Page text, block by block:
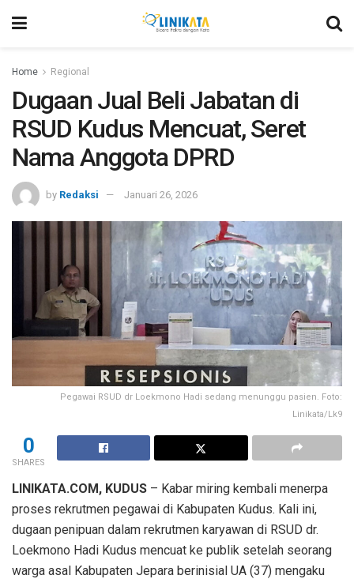
Home Regional
Dugaan Jual Beli Jabatan di
RSUD Kudus Mencuat, Seret
Nama Anggota DPRD
by Redaksi Januari 26, 2026
Pegawai RSUD dr Loekmono Hadi sedang menunggu pasien. Foto:
Linikata/Lk9
0
SHARES
LINIKATA.COM, KUDUS – Kabar miring kembali menerpa
proses rekrutmen pegawai di Kabupaten Kudus. Kali ini,
dugaan penipuan dalam rekrutmen karyawan di RSUD dr.
Loekmono Hadi Kudus mencuat ke publik setelah seorang
warga asal Kabupaten Jepara berinisial UA (37) mengaku